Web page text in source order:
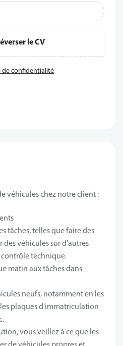
le CV
de confidentialité
véhicules chez notre client :
tâches, telles que faire des
des véhicules sur d'autres
contrôle technique.
matin aux tâches dans
neufs, notamment en les
plaques d'immatriculation
vous veillez à ce que les